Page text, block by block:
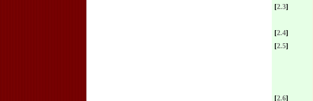
[2.3]
[2.4]
[2.5]
[2.6]